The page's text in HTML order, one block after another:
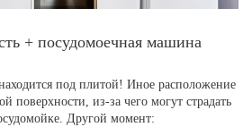
+ посудомоечная машина
под плитой! Иное расположение
поверхности, из-за чего могут страдать
Другой момент: